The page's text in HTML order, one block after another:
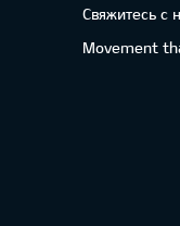
Свяжитесь с
Movement